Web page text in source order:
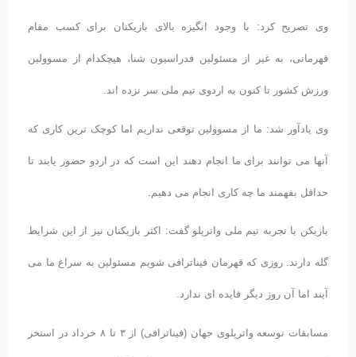
وی تصریح کرد: با وجود انگیزه بالای بازیکنان برای کسب مقام
قهرمانی، به غیر از مسئولین فدراسیون شنا، هیچکدام از مسوولین
ورزش کشور تا کنون به اردوی تیم ملی سر نزده اند.
وی یادآور شد: ما از مسوولین توقعی نداریم اما کوچک ترین کاری که
آنها می توانند برای ما انجام دهند این است که در اردو حضور یابند تا
حداقل بفهمند ما چه کاری انجام می دهیم.
بازیکن با تجربه تیم ملی واترپلو گفت: اکثر بازیکنان نیز از این شرایط
گله دارند. روزی که قهرمان فیناترافی شویم مسئولین به سراغ ما می
آیند اما آن روز دیگر فایده ای ندارد.
مسابقات توسعه واترپلوی جهان (فیناترافی) از ۳ تا ۸ خرداد در استخر